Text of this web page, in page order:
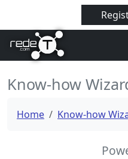
Know-how
Home Know-how